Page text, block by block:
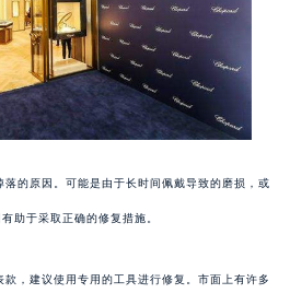
的原因。可能是由于长时间佩戴导致的磨损，或
助于采取正确的修复措施。
，建议使用专用的工具进行修复。市面上有许多